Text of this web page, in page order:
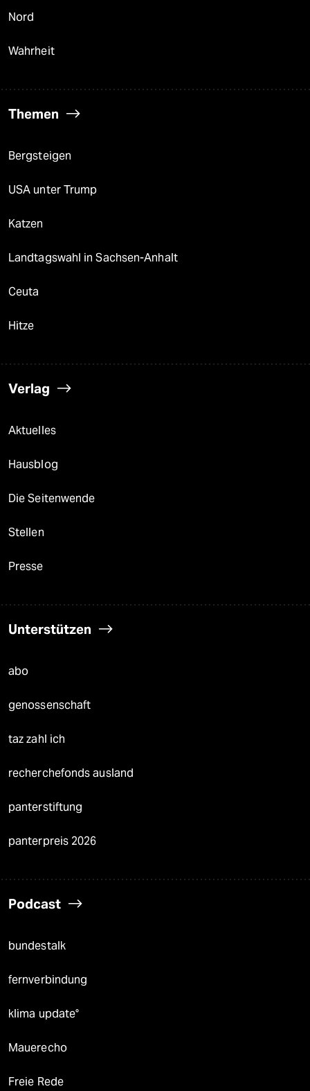
Nord
Wahrheit
Themen
Bergsteigen
USA unter Trump
Katzen
Landtagswahl in Sachsen-Anhalt
Ceuta
Hitze
Verlag
Aktuelles
Hausblog
Die Seitenwende
Stellen
Presse
Unterstützen
abo
genossenschaft
taz zahl ich
recherchefonds ausland
panterstiftung
panterpreis 2026
Podcast
bundestalk
fernverbindung
klima update°
Mauerecho
Freie Rede